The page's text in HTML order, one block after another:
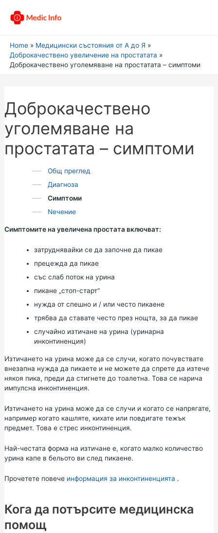
Home
Медицински състояния от А до Я
Доброкачествено увеличение на простатата
Доброкачествено уголемяване на простатата – симптоми
Доброкачествено
уголемяване на
простатата – симптоми
Общ преглед
Диагноза
Симптоми
Nечение
Симптомите на увеличена простата включват:
затруднявайки се да започне да пикае
прецежда да пикае
със слаб поток на урина
пикане „стоп-старт“
нужда от спешно и / или често пикаене
трябва да ставате често през нощта, за да пикае
случайно изтичане на урина (уринарна
инконтиненция)
Изтичането на урина може да се случи, когато почувствате
внезапна нужда да пикаете и не можете да спрете да изтече
някоя пика, преди да стигнете до тоалетна. Това се нарича
импулсна инконтиненция.
Изтичането на урина може да се случи и когато се напрягате,
например когато кашляте, кихате или повдигате тежък
предмет. Това е стрес инконтиненция.
Най-честата форма на изтичане е, когато малко количество
урина капе в бельото ви след пикаене.
Прочетете повече информация за инконтиненцията .
Кога да потърсите медицинска
помощ